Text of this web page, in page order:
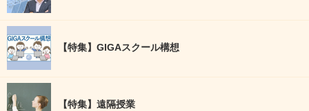
【特集】GIGAスクール構想
【特集】遠隔授業